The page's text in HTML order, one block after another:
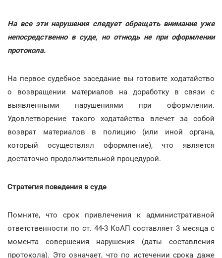
На все эти нарушения следует обращать внимание уже
непосредственно в суде, но отнюдь не при оформлении
протокола.
На первое судебное заседание вы готовите ходатайство
о возвращении материалов на доработку в связи с
выявленными нарушениями при оформлении.
Удовлетворение такого ходатайства влечет за собой
возврат материалов в полицию (или иной органа,
который осуществлял оформление), что является
достаточно продолжительной процедурой.
Стратегия поведения в суде
Помните, что срок привлечения к административной
ответственности по ст. 44-3 КоАП составляет 3 месяца с
момента совершения нарушения (даты составления
протокола). Это означает, что по истечении срока даже